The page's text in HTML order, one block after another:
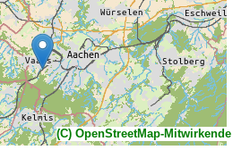
(C) OpenStreetMap-Mitwirkende